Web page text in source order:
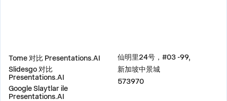
Tome 对比 Presentations.AI
Slidesgo 对比
Presentations.AI
Google Slaytlar ile
Presentations.AI
仙明里24号，#03 -99,
新加坡中景城
573970